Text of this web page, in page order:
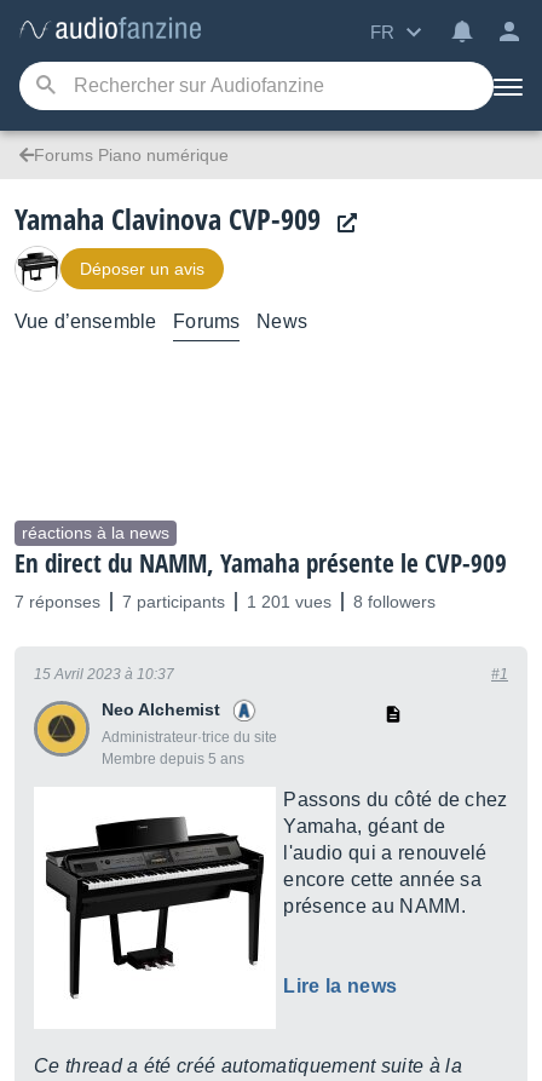
FR
Forums Piano numérique
Yamaha Clavinova CVP-909
Déposer un avis
Vue d’ensemble Forums News
réactions à la news
En direct du NAMM, Yamaha présente le CVP-909
7 réponses 7 participants 1 201 vues 8 followers
Neo Alchemist
Administrateur·trice du site
Membre depuis 5 ans
15 Avril 2023 à 10:37 #1
Passons du côté de chez
Yamaha, géant de
l'audio qui a renouvelé
encore cette année sa
présence au NAMM.
Lire la news
Ce thread a été créé automatiquement suite à la